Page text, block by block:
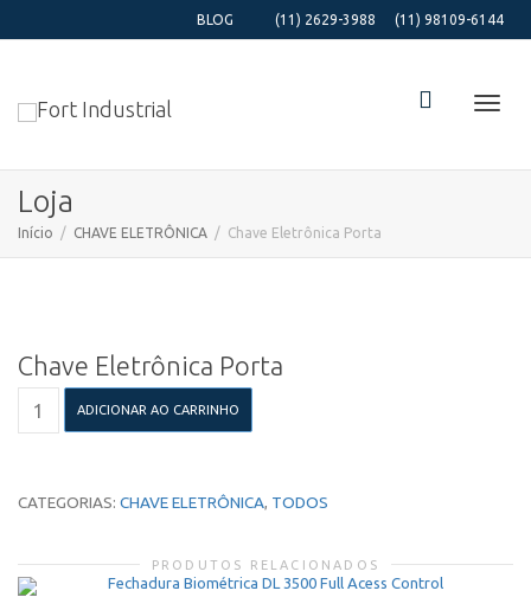
BLOG (11) 2629-3988 (11) 98109-6144
Loja
Início CHAVE ELETRÔNICA Chave Eletrônica Porta
Chave Eletrônica Porta
Eletrônica
ADICIONAR AO CARRINHO
CATEGORIAS: CHAVE ELETRÔNICA, TODOS
PRODUTOS RELACIONADOS